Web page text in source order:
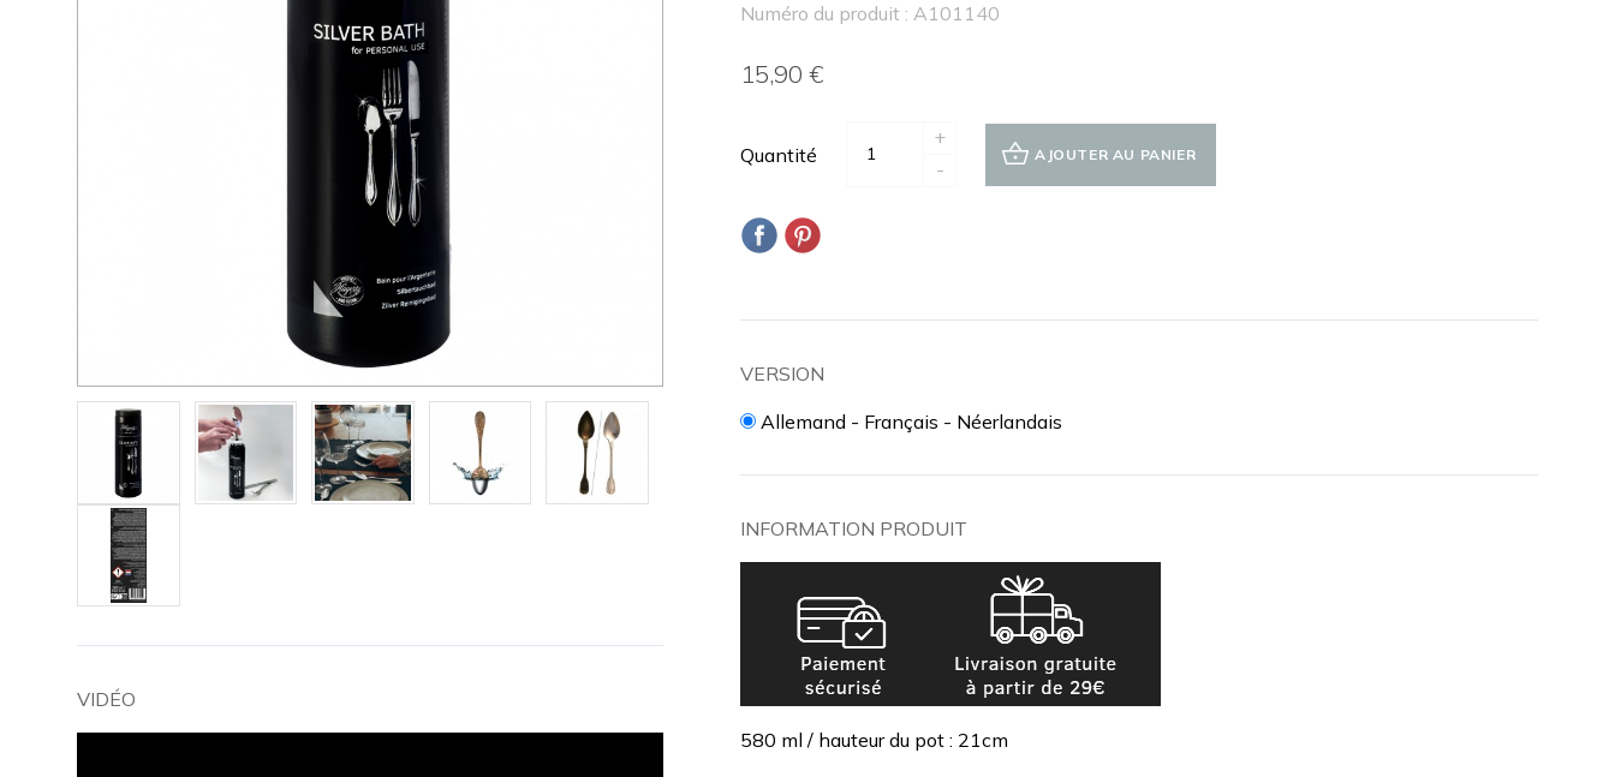
VIDÉO
Numéro du produit : A101140
15,90 €
Quantité
+
-
AJOUTER AU PANIER
VERSION
Allemand - Français - Néerlandais
INFORMATION PRODUIT
580 ml / hauteur du pot : 21cm